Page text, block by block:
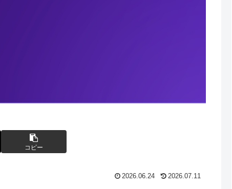
コピー
2026.06.24 2026.07.11